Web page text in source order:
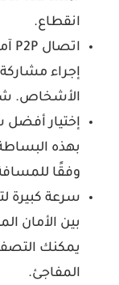
انقطاع.
إجراء مشاركة
الأشخاص. شارك
إختيار أفضل
وفقًا للمسافة
سرعة كبيرة
يمكنك التصفح
المفاجئ.